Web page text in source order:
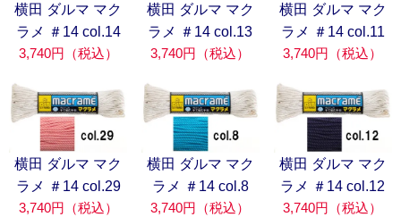
横田 ダルマ マク
ラメ ＃14 col.14
3,740円（税込）
横田 ダルマ マク
ラメ ＃14 col.13
3,740円（税込）
横田 ダルマ マク
ラメ ＃14 col.11
3,740円（税込）
横田 ダルマ マク
ラメ ＃14 col.29
3,740円（税込）
横田 ダルマ マク
ラメ ＃14 col.8
3,740円（税込）
横田 ダルマ マク
ラメ ＃14 col.12
3,740円（税込）